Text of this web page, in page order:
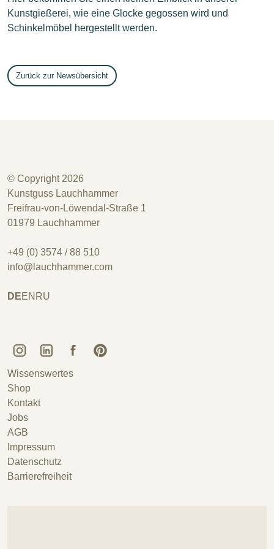
Kunstgießerei, wie eine Glocke gegossen wird und
Schinkelmöbel hergestellt werden.
Zurück zur Newsübersicht
© Copyright 2026
Kunstguss Lauchhammer
Freifrau-von-Löwendal-Straße 1
01979 Lauchhammer
+49 (0) 3574 / 88 510
info@lauchhammer.com
DEEN RU
Kunstguss Lauchhammer @ Instagram
Kunstguss Lauchhammer @ LinkedIn
Kunstguss Lauchhammer @ Facebook
Kunstguss Lauchhammer @ Pinterest
Wissenswertes
Shop
Kontakt
Jobs
AGB
Impressum
Datenschutz
Barrierefreiheit